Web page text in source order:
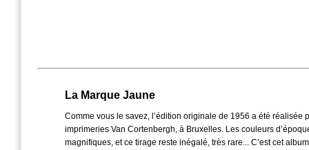
La Marque Jaune
Comme vous le savez, l’édition originale de 1956 a été réalisée
imprimeries Van Cortenbergh, à Bruxelles. Les couleurs
magnifiques, et ce tirage reste inégalé, très rare... C’est cet